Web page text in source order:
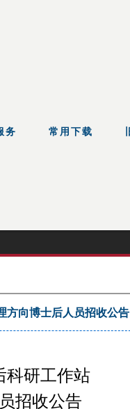
方向博士后人员招收公告
科研工作站
招收公告